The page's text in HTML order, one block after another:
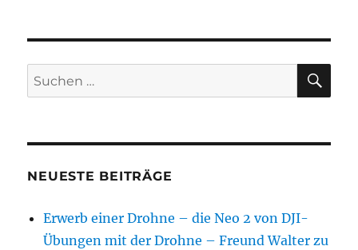
Suchen
nach:
NEUESTE BEITRÄGE
Erwerb einer Drohne – die Neo 2 von DJI-
Übungen mit der Drohne – Freund Walter zu